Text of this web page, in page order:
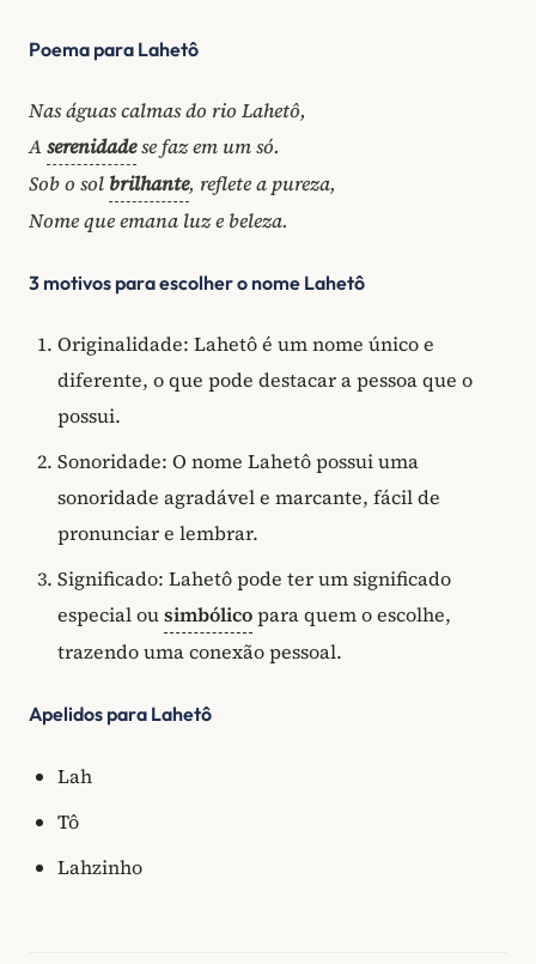
Poema para Lahetô
Nas águas calmas do rio Lahetô,
Aserenidadese faz em um só.
Sob o sol brilhante, reflete a pureza,
Nome que emana luz e beleza.
3 motivos para escolher o nome Lahetô
Originalidade: Lahetô é um nome único e
diferente, o que pode destacar a pessoa que o
possui.
Sonoridade: O nome Lahetô possui uma
sonoridade agradável e marcante, fácil de
pronunciar e lembrar.
Significado: Lahetô pode ter um significado
especial ousimbólicopara quem o escolhe,
trazendo uma conexão pessoal.
Apelidos para Lahetô
Lah
Tô
Lahzinho